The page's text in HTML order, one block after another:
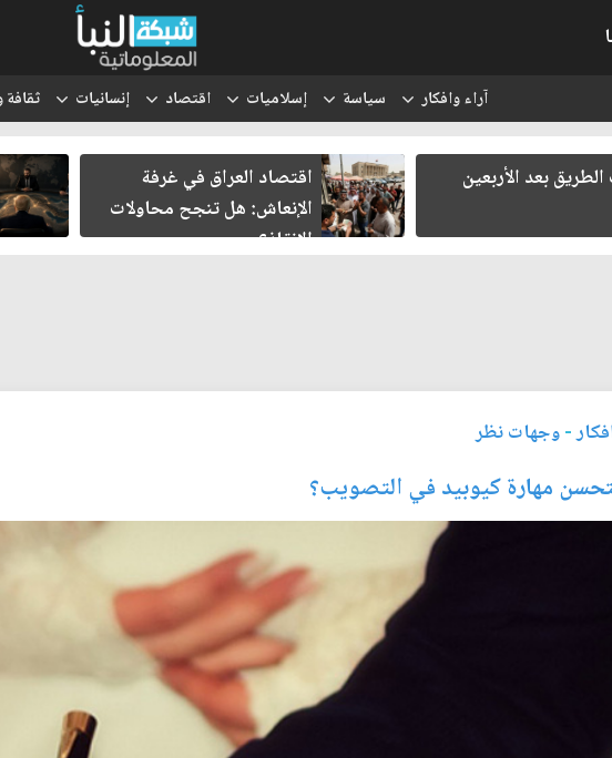
آراء وافكار سياسة إسلاميات اقتصاد إنسانيات ثقافة
بعد الأربعين
اقتصاد العراق في غرفة
الإنعاش: هل تنجح محاولات
الإنقاذ؟
-وجهات نظر
مهارة كيوبيد في التصويب؟